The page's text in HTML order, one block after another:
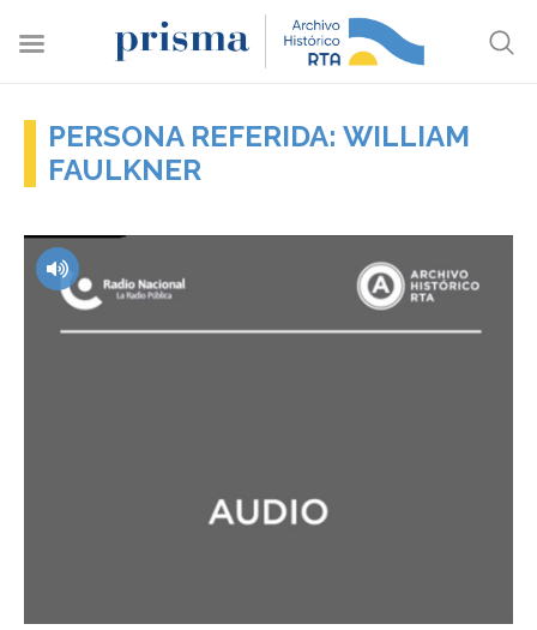
PERSONA REFERIDA: WILLIAM
FAULKNER